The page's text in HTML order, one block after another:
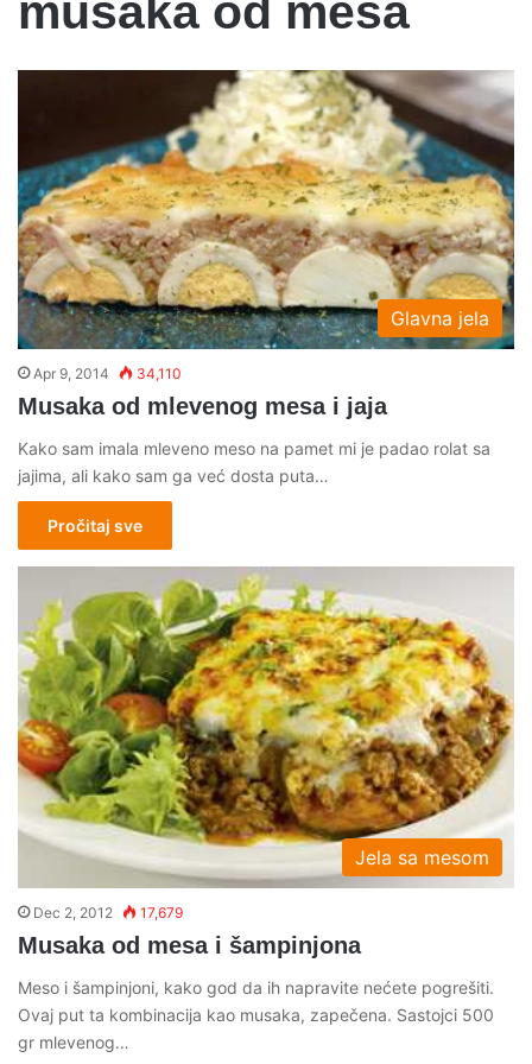
musaka od mesa
Glavna jela
Apr 9, 2014 34,110
Musaka od mlevenog mesa i jaja
Kako sam imala mleveno meso na pamet mi je padao rolat sa
jajima, ali kako sam ga već dosta puta…
Pročitaj sve
Jela sa mesom
Dec 2, 2012 17,679
Musaka od mesa i šampinjona
Meso i šampinjoni, kako god da ih napravite nećete pogrešiti.
Ovaj put ta kombinacija kao musaka, zapečena. Sastojci 500
gr mlevenog…